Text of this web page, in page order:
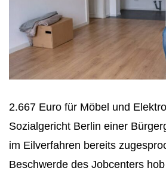
2.667 Euro für Möbel und
Sozialgericht Berlin einer
im Eilverfahren bereits
Beschwerde des Jobcenters